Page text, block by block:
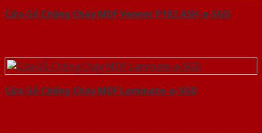
Cửa Gỗ Chống Cháy MDF Veneer P1R2 ASH-a-SGD
Cửa Gỗ Chống Cháy MDF Laminate-a-SGD